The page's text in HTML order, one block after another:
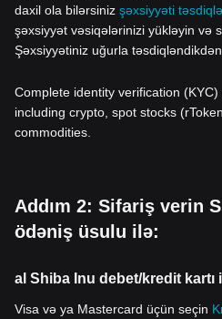
daxil ola bilərsiniz şəxsiyyəti
şəxsiyyət vəsiqələrinizi yükləyin və
Şəxsiyyətiniz uğurla təsdiqləndikdən
Complete identity verification
including crypto, spot stocks
commodities.
Addım 2: Sifariş verin
ödəniş üsulu ilə:
al Shiba Inu debet/kredit kartı
Visa və ya Mastercard üçün seçin